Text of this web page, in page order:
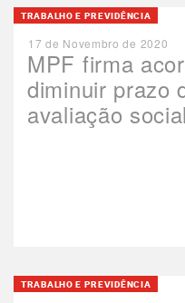
MPF firma
diminuir prazo
avaliação social
TRABALHO E PREVIDÊNCIA
17 de Novembro de 2020
TRABALHO E PREVIDÊNCIA